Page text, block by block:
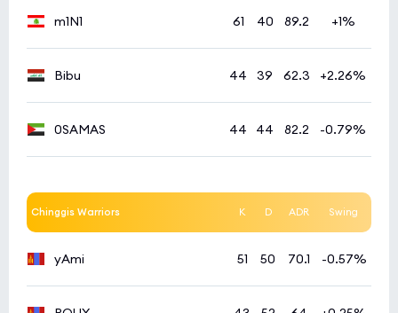
m1N1 61 40 89.2 +1%
Bibu 44 39 62.3 +2.26%
0SAMAS 44 44 82.2 -0.79%
Chinggis Warriors K D ADR Swing
yAmi 51 50 70.1 -0.57%